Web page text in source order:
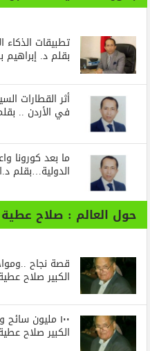
تطبيقات
بقلم د. إبراهيم
أثر القطارات
في الأردن ..
ما بعد كورونا
الدولية…بقلم
حول العالم : صلاح عطية
قصة نجاح
الكبير صلاح
الكبير صلاح